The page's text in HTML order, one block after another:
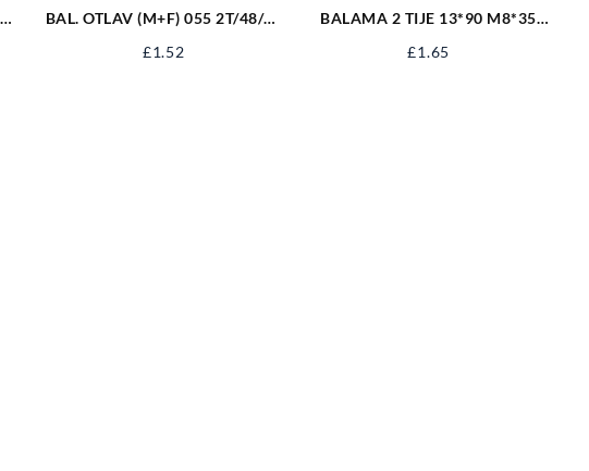
BAL. OTLAV (M+F) 055 2T/48/14
£1.52
BALAMA 2 TIJE 13*90 M8*35
£1.65